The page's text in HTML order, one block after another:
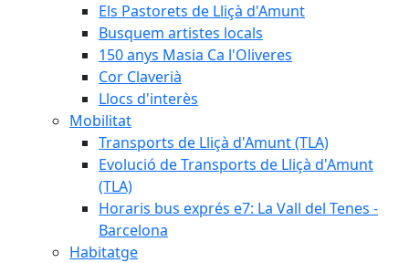
Els Pastorets de Lliçà d'Amunt
Busquem artistes locals
150 anys Masia Ca l'Oliveres
Cor Claverià
Llocs d'interès
Mobilitat
Transports de Lliçà d'Amunt (TLA)
Evolució de Transports de Lliçà d'Amunt
(TLA)
Horaris bus exprés e7: La Vall del Tenes -
Barcelona
Habitatge